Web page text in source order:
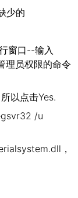
少的
窗口--输入
员权限的命令
以点击Yes.
/u
，